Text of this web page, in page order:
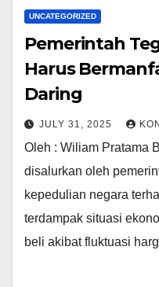
UNCATEGORIZED
Pemerintah
Harus
Daring
JULY 31, 2025
Oleh : Wiliam Pratama
disalurkan oleh
kepedulian negara
terdampak situasi
beli akibat fluktuasi